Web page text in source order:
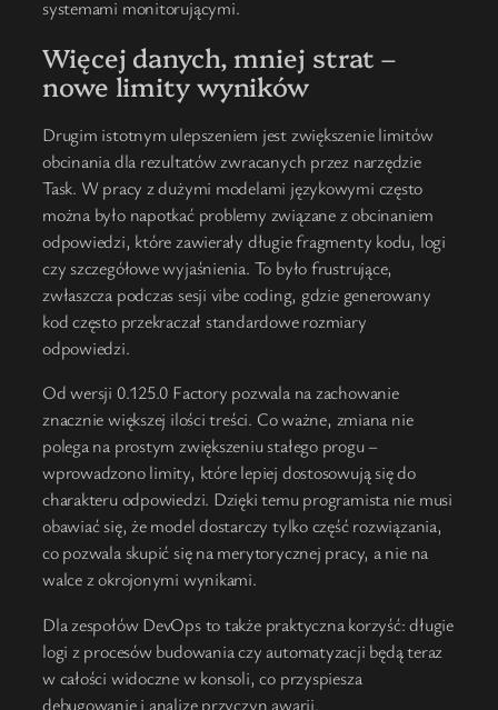
systemami monitorującymi.
Więcej danych, mniej strat –
nowe limity wyników
Drugim istotnym ulepszeniem jest zwiększenie limitów
obcinania dla rezultatów zwracanych przez narzędzie
Task. W pracy z dużymi modelami językowymi często
można było napotkać problemy związane z obcinaniem
odpowiedzi, które zawierały długie fragmenty kodu, logi
czy szczegółowe wyjaśnienia. To było frustrujące,
zwłaszcza podczas sesji vibe coding, gdzie generowany
kod często przekraczał standardowe rozmiary
odpowiedzi.
Od wersji 0.125.0 Factory pozwala na zachowanie
znacznie większej ilości treści. Co ważne, zmiana nie
polega na prostym zwiększeniu stałego progu –
wprowadzono limity, które lepiej dostosowują się do
charakteru odpowiedzi. Dzięki temu programista nie musi
obawiać się, że model dostarczy tylko część rozwiązania,
co pozwala skupić się na merytorycznej pracy, a nie na
walce z okrojonymi wynikami.
Dla zespołów DevOps to także praktyczna korzyść: długie
logi z procesów budowania czy automatyzacji będą teraz
w całości widoczne w konsoli, co przyspiesza
debugowanie i analizę przyczyn awarii.